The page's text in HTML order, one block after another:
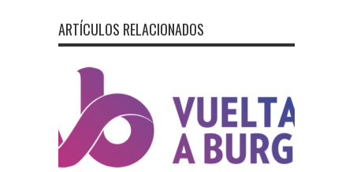
ARTÍCULOS RELACIONADOS